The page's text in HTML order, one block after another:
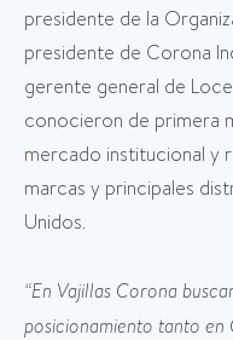
presidente de la
presidente de Corona
gerente general de
conocieron de primera
mercado institucional y
marcas y principales
Unidos.
“En Vajillas Corona
posicionamiento tanto